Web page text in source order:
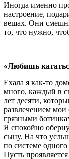
Иногда именно
настроение,
вещах. Они
то, что нужно,
«Любишь
Ехала я как-то
много, каждый в
лет десяти,
развлечением
грязными
Я спокойно
сыну. На что
по системе одного
Пусть проявляется